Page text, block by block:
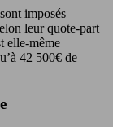
imposés
leur quote-part
elle-même
42 500€ de